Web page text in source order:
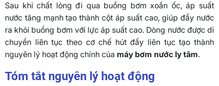
Sau khi chất lỏng đi qua buồng bơm xoắn ốc, áp suất
nước tăng mạnh tạo thành cột áp suất cao, giúp đẩy nước
ra khỏi buồng bơm với lực áp suất cao. Dòng nước được di
chuyển liên tục theo cơ chế hút đẩy liên tục tạo thành
nguyên lý hoạt động chính của máy bơm nước ly tâm.
Tóm tắt nguyên lý hoạt động